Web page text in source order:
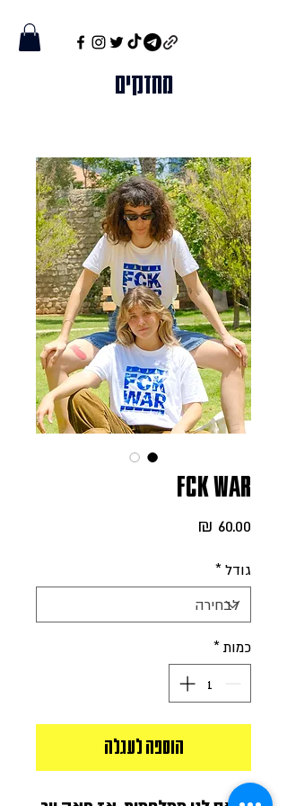
מחזקים
FCK WAR
גודל *
כמות *
הוספה לעגלה